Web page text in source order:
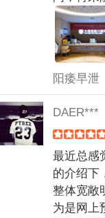
阳痿早泄
DAER***
最近总感
的介绍下
整体宽敞
为是网上